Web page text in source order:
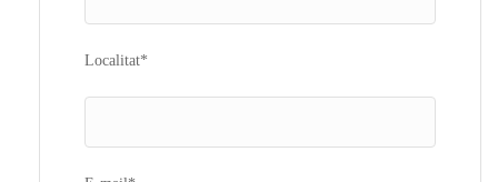
Localitat*